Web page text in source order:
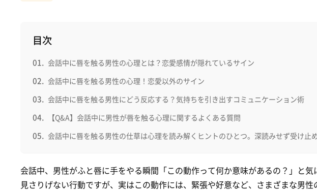
目次
会話中に唇を触る男性の心理とは？恋愛感情が隠れているサイン
会話中に唇を触る男性の心理！恋愛以外のサイン
会話中に唇を触る男性にどう反応する？気持ちを引き出すコミュニケーション術
【Q&A】会話中に男性が唇を触る心理に関するよくある質問
会話中に唇を触る男性の仕草は心理を読み解くヒントのひとつ。深読みせず受け止
会話中、男性がふと唇に手をやる瞬間「この動作って何か意味があるの？」と
見さりげない行動ですが、実はこの動作には、緊張や好意など、さまざまな男